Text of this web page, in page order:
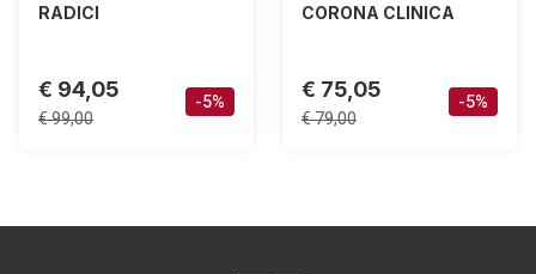
RADICI
€ 94,05
€ 99,00
-5%
CORONA CLINICA
€ 75,05
€ 79,00
-5%